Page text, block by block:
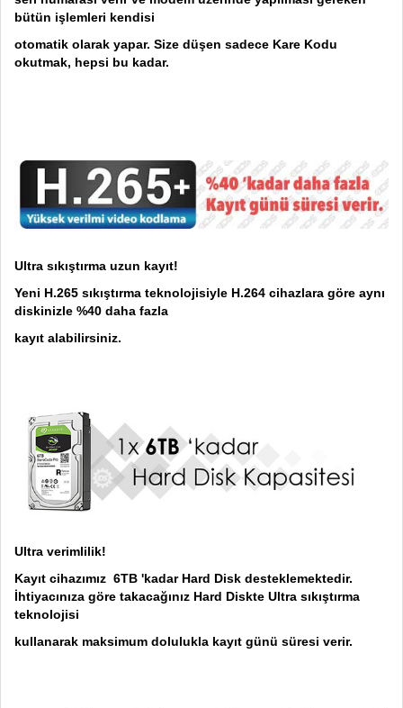
bütün işlemleri kendisi
otomatik olarak yapar. Size düşen sadece Kare Kodu
okutmak, hepsi bu kadar.
Ultra sıkıştırma uzun kayıt!
Yeni H.265 sıkıştırma teknolojisiyle H.264 cihazlara göre aynı
diskinizle %40 daha fazla
kayıt alabilirsiniz.
Ultra verimlilik!
Kayıt cihazımız 6TB 'kadar Hard Disk desteklemektedir.
İhtiyacınıza göre takacağınız Hard Diskte Ultra sıkıştırma
teknolojisi
kullanarak maksimum dolulukla kayıt günü süresi verir.